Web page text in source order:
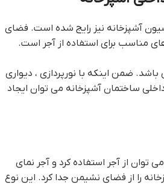
آشپزخانه نیز رایج شده است. فضای
مناسب برای استفاده از آجر است.
باشد. ضمن اینکه با نورپردازی ، دیواری
ساختمان آشپزخانه می توان ایجاد
توان از آجر استفاده کرد و آجر نمای
را از فضای نشیمن جدا کرد. این نوع